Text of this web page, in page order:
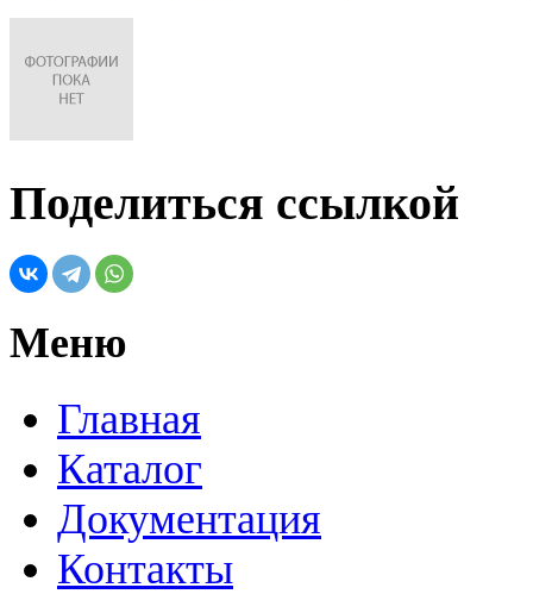
Поделиться ссылкой
Меню
Главная
Каталог
Документация
Контакты